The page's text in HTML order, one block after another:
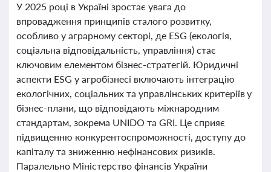
У 2025 році в Україні зростає увага до
впровадження принципів сталого розвитку,
особливо у аграрному секторі, де ESG (екологія,
соціальна відповідальність, управління) стає
ключовим елементом бізнес-стратегій. Юридичні
аспекти ESG у агробізнесі включають інтеграцію
екологічних, соціальних та управлінських критеріїв у
бізнес-плани, що відповідають міжнародним
стандартам, зокрема UNIDO та GRI. Це сприяє
підвищенню конкурентоспроможності, доступу до
капіталу та зниженню нефінансових ризиків.
Паралельно Міністерство фінансів України